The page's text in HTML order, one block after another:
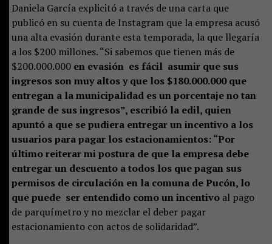
Daniela García explicitó a través de una carta que
publicó en su cuenta de Instagram que la empresa acusó
una alta evasión durante esta temporada, la que llegaría
a los $200 millones. “Si sabemos que tienen más de
$200.000.000 en evasión es fácil asumir que sus
ingresos son muy altos y que los $180.000.000 que
entregan a la municipalidad es un porcentaje no tan
grande de sus ingresos”, escribió la edil, quien
apuntó a que se pudiera entregar un incentivo a los
usuarios para pagar los estacionamientos: “Por
último reiterar mi postura de que la empresa debe
entregar un descuento a todos los que pagan sus
permisos de circulación en la comuna de Pucón, lo
que puede ser entendido como un incentivo al pago
de parquímetro y no mezclar el deber pagar
estacionamiento con actos de solidaridad”.